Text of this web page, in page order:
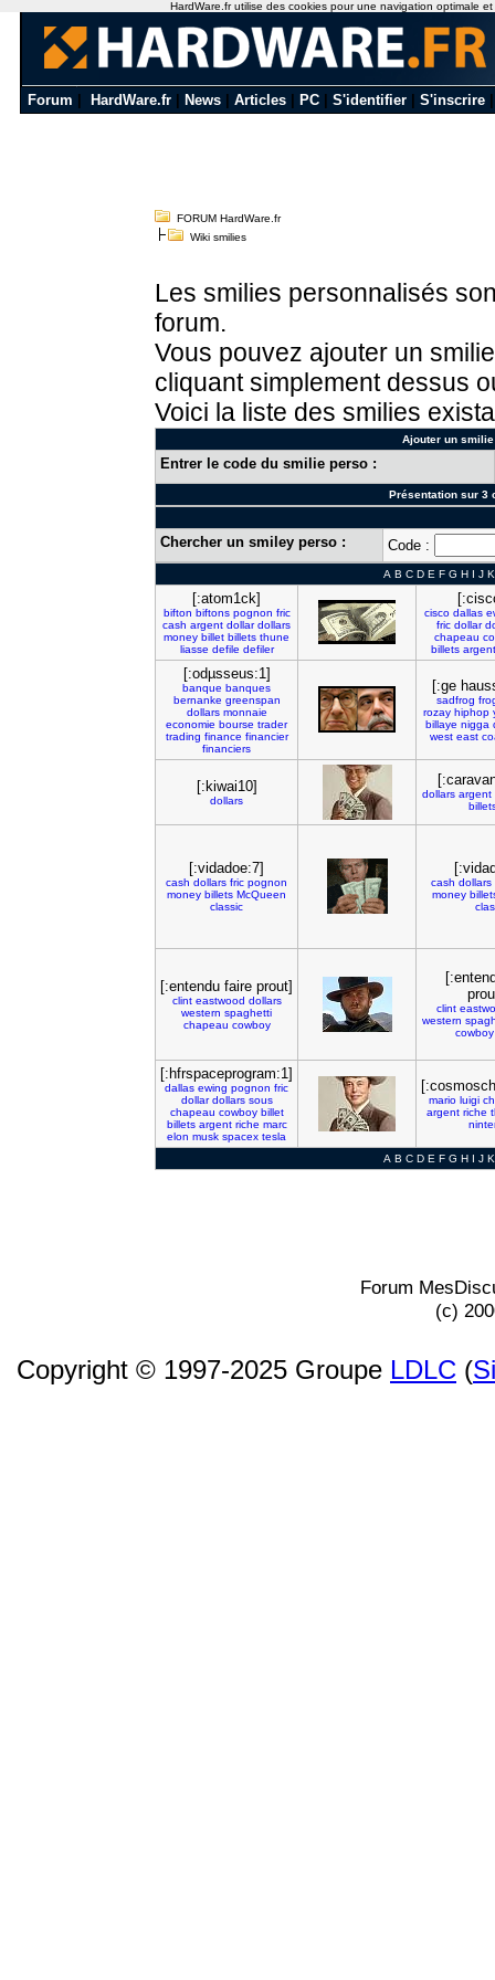
Forum HardWare.fr News Articles PC S'identifier S'inscrire
FORUM HardWare.fr
Wiki smilies
Les smilies personnalisés
forum.
Vous pouvez ajouter un
cliquant simplement dessus
Voici la liste des smilies
Ajouter un
Entrer le code du smilie perso :
Présentation sur 3
Chercher un smiley perso : Code :
A B C D E F G H I J K
[:atom1ck]
bifton biftons pognon fric
cash argent dollar dollars
money billet billets thune
liasse defile defiler
cisco dallas
fric dollar
chapeau
billets argent
[:odµsseus:1]
banque banques
bernanke greenspan
dollars monnaie
economie bourse trader
trading finance financier
financiers
[:ge
sadfrog
rozay hiphop
billaye nigga
west east
[:kiwai10]
dollars
dollars argent
[:vidadoe:7]
cash dollars fric pognon
money billets McQueen
classic
cash dollars
money
[:entendu faire prout]
clint eastwood dollars
western spaghetti
chapeau cowboy
clint
western
cowboy
[:hfrspaceprogram:1]
dallas ewing pognon fric
dollar dollars sous
chapeau cowboy billet
billets argent riche marc
elon musk spacex tesla
mario luigi
argent riche
A B C D E F G H I J K
Forum
(c)
Copyright © 1997-2025 Groupe LDLC (
HardWare.fr utilise des cookies pour une navigation optimale